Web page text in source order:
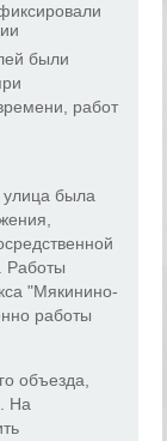
были
работ
улица была
Работы
"Мякинино-
работы
объезда,
На